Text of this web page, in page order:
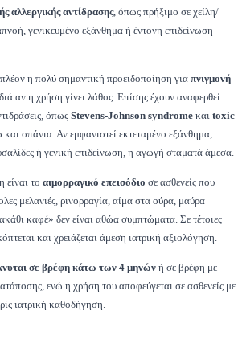
αλλεργικής αντίδρασης, όπως πρήξιμο σε χείλη/
γενικευμένο εξάνθημα ή έντονη επιδείνωση
η πολύ σημαντική προειδοποίηση για πνιγμονή
αν η χρήση γίνει λάθος. Επίσης έχουν αναφερθεί
όπωςStevens-Johnson syndrome και toxic
και σπάνια. Αν εμφανιστεί εκτεταμένο εξάνθημα,
ή γενική επιδείνωση, η αγωγή σταματά άμεσα.
το αιμορραγικό επεισόδιο σε ασθενείς που
μελανιές, ρινορραγία, αίμα στα ούρα, μαύρα
καφέ» δεν είναι αθώα συμπτώματα. Σε τέτοιες
και χρειάζεται άμεση ιατρική αξιολόγηση.
σε βρέφη κάτω των 4 μηνών ή σε βρέφη με
ενώ η χρήση του αποφεύγεται σε ασθενείς με
ιατρική καθοδήγηση.